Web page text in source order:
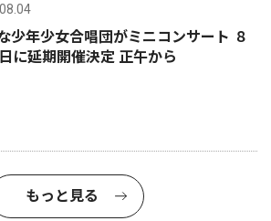
少年少女合唱団がミニコンサート ８
に延期開催決定 正午から
もっと見る